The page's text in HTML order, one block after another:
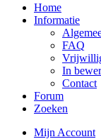
Home
Informatie
FAQ
In
Contact
Forum
Zoeken
Mijn Account